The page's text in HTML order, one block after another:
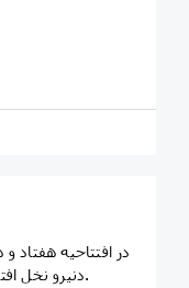
دنیرو نخل افتخاری یک عمر دستاورد اهدا خواهد شد.